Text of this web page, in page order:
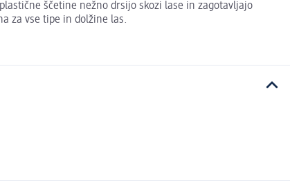
ščetine nežno drsijo skozi lase in zagotavljajo
za vse tipe in dolžine las.